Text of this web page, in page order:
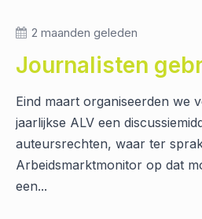
2 maanden geleden
Eind maart organiseerden we
jaarlijkse ALV een
auteursrechten, waar ter
Arbeidsmarktmonitor op dat
een...